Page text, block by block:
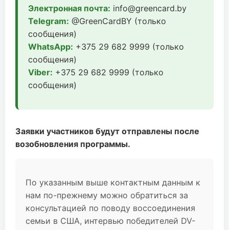
Электронная почта: info@greencard.by
Telegram: @GreenCardBY (только
сообщения)
WhatsApp: +375 29 682 9999 (только
сообщения)
Viber: +375 29 682 9999 (только
сообщения)
Заявки участников будут отправлены после
возобновления программы.
По указанным выше контактным данным к
нам по-прежнему можно обратиться за
консультацией по поводу воссоединения
семьи в США, интервью победителей DV-